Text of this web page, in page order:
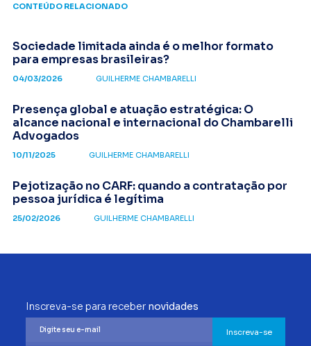
CONTEÚDO RELACIONADO
Sociedade limitada ainda é o melhor formato
para empresas brasileiras?
04/03/2026 GUILHERME CHAMBARELLI
Presença global e atuação estratégica: O
alcance nacional e internacional do Chambarelli
Advogados
10/11/2025 GUILHERME CHAMBARELLI
Pejotização no CARF: quando a contratação por
pessoa jurídica é legítima
25/02/2026 GUILHERME CHAMBARELLI
Inscreva-se para receber novidades
Inscreva-se